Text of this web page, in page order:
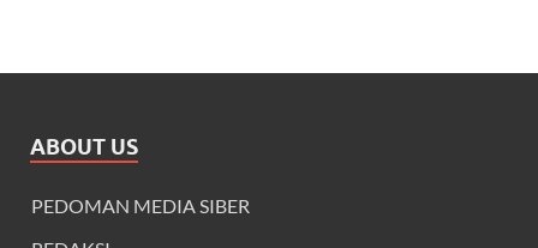
ABOUT US
PEDOMAN MEDIA SIBER